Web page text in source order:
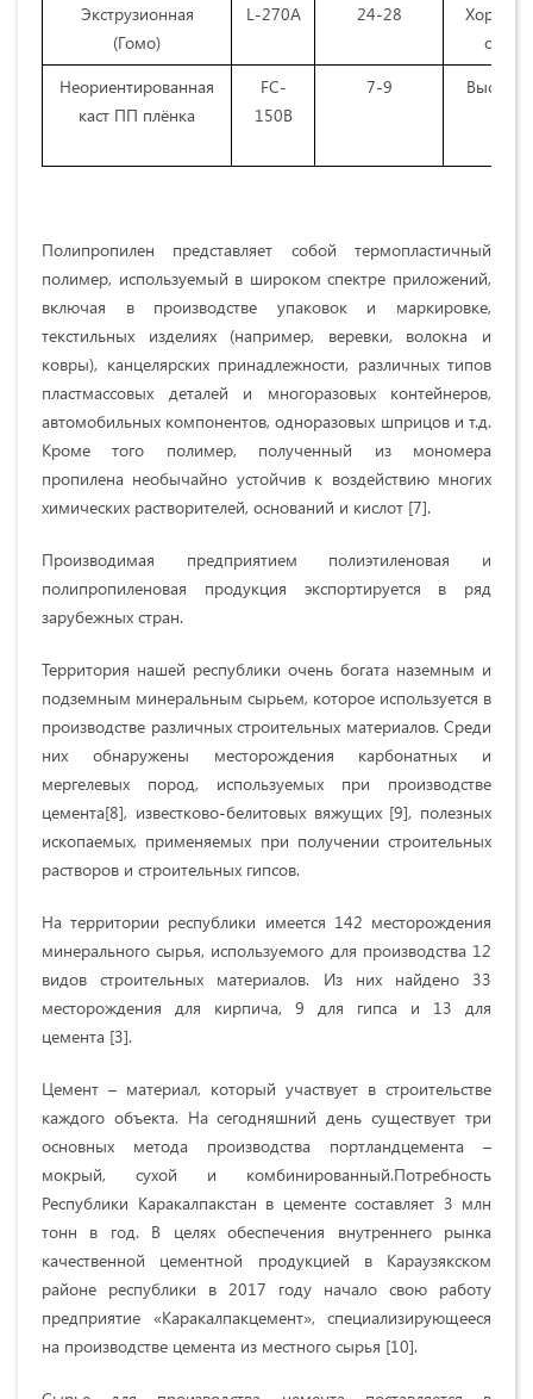
Экструзионная
(Гомо)
L-270A 24-28
Хорошая
Неориентированная
каст ПП плёнка
FC-
150B
7-9
Полипропилен представляет собой термопластичный
полимер, используемый в широком спектре приложений,
включая в производстве упаковок и маркировке,
текстильных изделиях (например, веревки, волокна и
ковры), канцелярских принадлежности, различных типов
пластмассовых деталей и многоразовых контейнеров,
автомобильных компонентов, одноразовых шприцов и т.д.
Кроме того полимер, полученный из мономера
пропилена необычайно устойчив к воздействию многих
химических растворителей, оснований и кислот [7].
Производимая предприятием полиэтиленовая и
полипропиленовая продукция экспортируется в ряд
зарубежных стран.
Территория нашей республики очень богата наземным и
подземным минеральным сырьем, которое используется в
производстве различных строительных материалов. Среди
них обнаружены месторождения карбонатных и
мергелевых пород, используемых при производстве
цемента[8], известково-белитовых вяжущих [9], полезных
ископаемых, применяемых при получении строительных
растворов и строительных гипсов.
На территории республики имеется 142 месторождения
минерального сырья, используемого для производства 12
видов строительных материалов. Из них найдено 33
месторождения для кирпича, 9 для гипса и 13 для
цемента [3].
Цемент – материал, который участвует в строительстве
каждого объекта. На сегодняшний день существует три
основных метода производства портландцемента –
мокрый, сухой и комбинированный.Потребность
Республики Каракалпакстан в цементе составляет 3 млн
тонн в год. В целях обеспечения внутреннего рынка
качественной цементной продукцией в Караузякском
районе республики в 2017 году начало свою работу
предприятие «Каракалпакцемент», специализирующееся
на производстве цемента из местного сырья [10].